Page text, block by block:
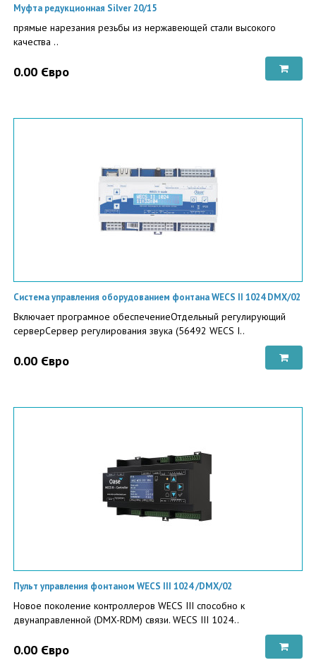
Муфта редукционная Silver 20/15
прямые нарезания резьбы из нержавеющей стали высокого
качества ..
0.00 Євро
Система управления оборудованием фонтана WECS II 1024 DMX/02
Включает програмное обеспечениеОтдельный регулирующий
серверСервер регулирования звука (56492 WECS I..
0.00 Євро
Пульт управления фонтаном WECS III 1024 /DMX/02
Новое поколение контроллеров WECS III способно к
двунаправленной (DMX-RDM) связи. WECS III 1024..
0.00 Євро